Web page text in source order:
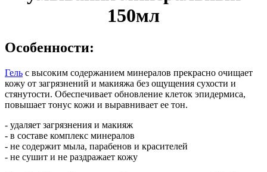
150мл
Особенности:
Гель с высоким содержанием минералов прекрасно очищает
кожу от загрязнений и макияжа без ощущения сухости и
стянутости. Обеспечивает обновление клеток эпидермиса,
повышает тонус кожи и выравнивает ее тон.
- удаляет загрязнения и макияж
- в составе комплекс минералов
- не содержит мыла, парабенов и красителей
- не сушит и не раздражает кожу